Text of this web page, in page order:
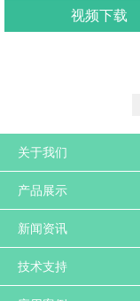
视频下载
关于我们
产品展示
新闻资讯
技术支持